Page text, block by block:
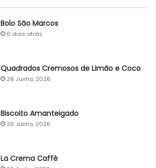
Bolo São Marcos
6 dias atrás
Quadrados Cremosos de Limão e Coco
26 Junho, 2026
Biscoito Amanteigado
26 Junho, 2026
La Crema Caffè